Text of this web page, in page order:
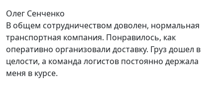
Олег Сенченко
В общем сотрудничеством доволен, нормальная
транспортная компания. Понравилось, как
оперативно организовали доставку. Груз дошел в
целости, а команда логистов постоянно держала
меня в курсе.